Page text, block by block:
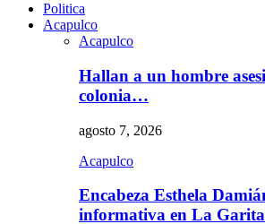
Politica
Acapulco
Acapulco
Hallan a un hombre
colonia…
agosto 7, 2026
Acapulco
Encabeza Esthela
informativa en La